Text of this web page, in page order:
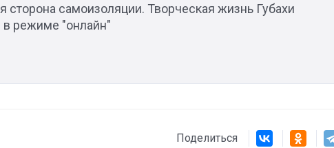
сторона cамоизоляции. Творческая жизнь Губахи
в режиме "онлайн"
Поделиться